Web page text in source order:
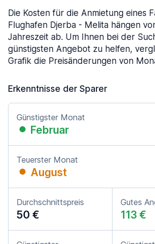
Die Kosten für die Anmietung eines
Flughafen Djerba - Melita hängen
Jahreszeit ab. Um Ihnen bei der
günstigsten Angebot zu helfen,
Grafik die Preisänderungen von
Erkenntnisse der Sparer
Günstigster Monat
Februar
Teuerster Monat
August
Durchschnittspreis
50 €
Gutes
113 €